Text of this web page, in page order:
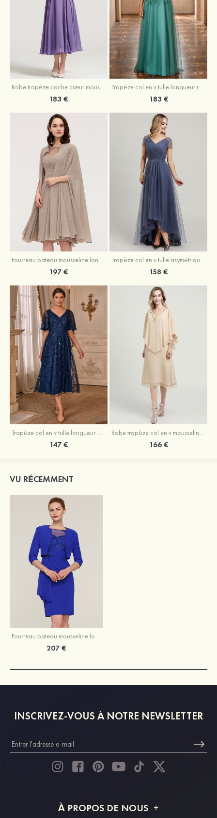
Robe trapèze cache cœur mousseline longueur mollet robe de mère de la mariée avec plissé veste
183 €
Trapèze col en v tulle longueur ras du sol robe de mère de la mariée avec perles paillettes
183 €
Fourreau bateau mousseline longueur genou robe de mère de la mariée avec appliqué plissé veste
197 €
Trapèze col en v tulle asymétrique robe de mère de la mariée
158 €
Trapèze col en v tulle longueur mollet robe de mère de la mariée avec appliqué paillettes ceinture
147 €
Robe trapèze col en v mousseline longueur mollet robe de mère de la mariée avec perle
166 €
VU RÉCEMMENT
Fourreau bateau mousseline longueur genou robe de mère de la mariée avec appliqué perle plissé veste
207 €
INSCRIVEZ-VOUS À NOTRE NEWSLETTER
À PROPOS DE NOUS